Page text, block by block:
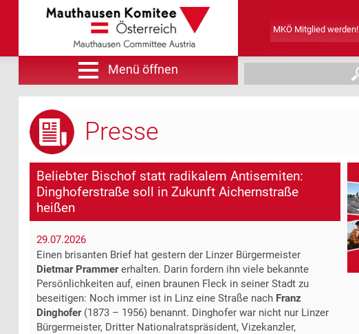
MKÖ Mitglied werden!
Menü öffnen
Presse
Beliebter Bischof statt radikalem Antisemiten:
Dinghoferstraße soll in Zukunft Aichernstraße
heißen
29.07.2026
Einen brisanten Brief hat gestern der Linzer Bürgermeister
Dietmar Prammererhalten. Darin fordern ihn viele bekannte
Persönlichkeiten auf, einen braunen Fleck in seiner Stadt zu
beseitigen: Noch immer ist in Linz eine Straße nach Franz
Dinghofer(1873 – 1956) benannt. Dinghofer war nicht nur Linzer
Bürgermeister, Dritter Nationalratspräsident, Vizekanzler,